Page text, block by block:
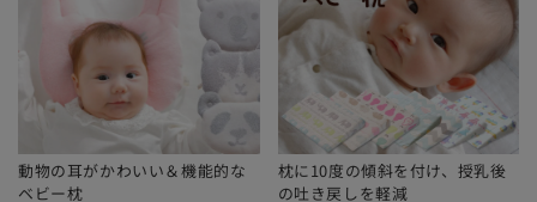
動物の耳がかわいい＆機能的な
ベビー枕
枕に10度の傾斜を付け、授乳後
の吐き戻しを軽減